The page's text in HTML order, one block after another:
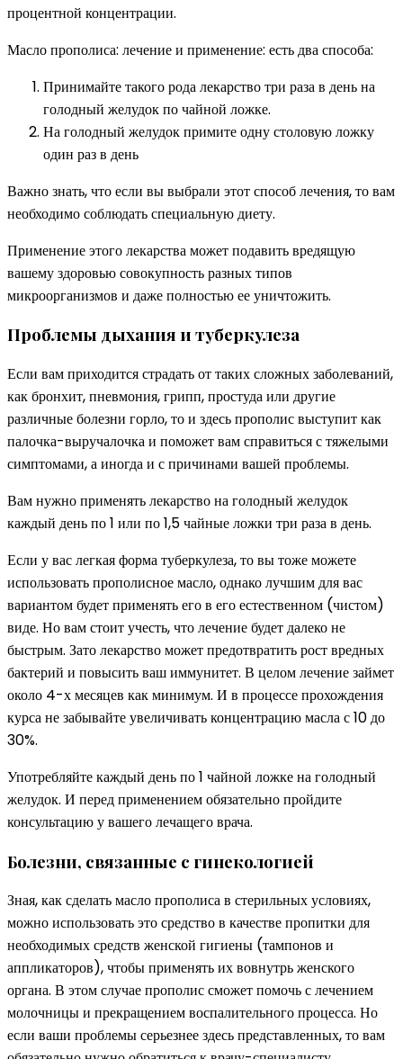
процентной концентрации.
Масло прополиса: лечение и применение: есть два способа:
Принимайте такого рода лекарство три раза в день на
голодный желудок по чайной ложке.
На голодный желудок примите одну столовую ложку
один раз в день
Важно знать, что если вы выбрали этот способ лечения, то вам
необходимо соблюдать специальную диету.
Применение этого лекарства может подавить вредящую
вашему здоровью совокупность разных типов
микроорганизмов и даже полностью ее уничтожить.
Проблемы дыхания и туберкулеза
Если вам приходится страдать от таких сложных заболеваний,
как бронхит, пневмония, грипп, простуда или другие
различные болезни горло, то и здесь прополис выступит как
палочка-выручалочка и поможет вам справиться с тяжелыми
симптомами, а иногда и с причинами вашей проблемы.
Вам нужно применять лекарство на голодный желудок
каждый день по 1 или по 1,5 чайные ложки три раза в день.
Если у вас легкая форма туберкулеза, то вы тоже можете
использовать прополисное масло, однако лучшим для вас
вариантом будет применять его в его естественном (чистом)
виде. Но вам стоит учесть, что лечение будет далеко не
быстрым. Зато лекарство может предотвратить рост вредных
бактерий и повысить ваш иммунитет. В целом лечение займет
около 4-х месяцев как минимум. И в процессе прохождения
курса не забывайте увеличивать концентрацию масла с 10 до
30%.
Употребляйте каждый день по 1 чайной ложке на голодный
желудок. И перед применением обязательно пройдите
консультацию у вашего лечащего врача.
Болезни, связанные с гинекологией
Зная, как сделать масло прополиса в стерильных условиях,
можно использовать это средство в качестве пропитки для
необходимых средств женской гигиены (тампонов и
аппликаторов), чтобы применять их вовнутрь женского
органа. В этом случае прополис сможет помочь с лечением
молочницы и прекращением воспалительного процесса. Но
если ваши проблемы серьезнее здесь представленных, то вам